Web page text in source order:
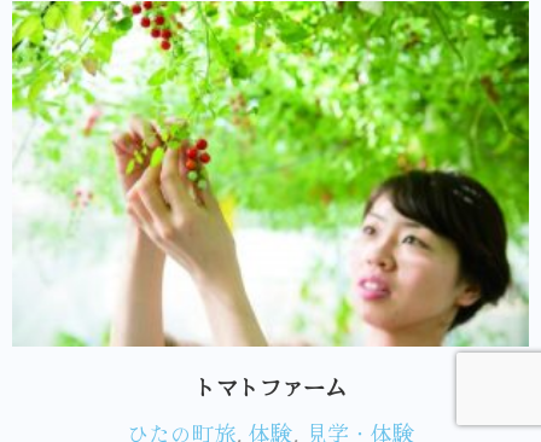
トマトファーム
ひたの町旅, 体験, 見学・体験